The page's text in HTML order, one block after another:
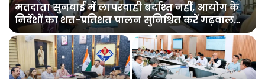
मतदाता सुनवाई में लापरवाही बर्दाश्त नहीं, आयोग के
निर्देशों का शत-प्रतिशत पालन सुनिश्चित करें गढ़वाल
आयुक्त